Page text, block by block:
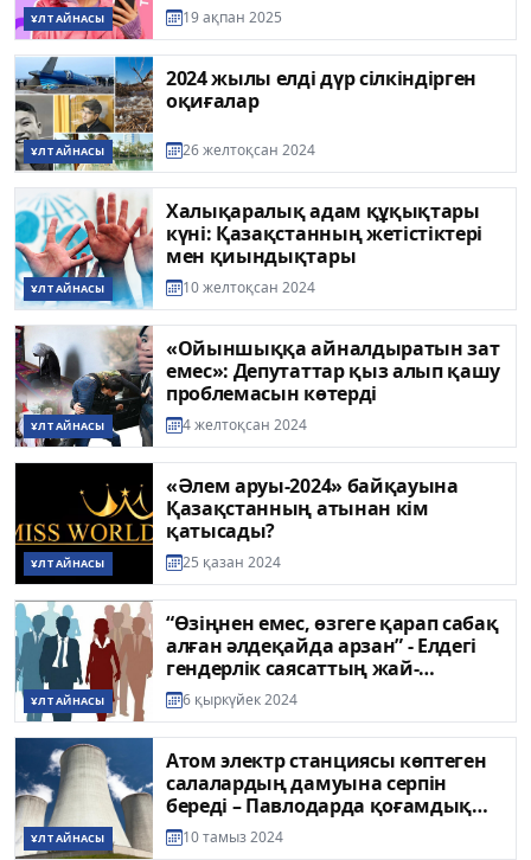
ҰЛТ АЙНАСЫ 19 ақпан 2025
ҰЛТ АЙНАСЫ
2024 жылы елді дүр сілкіндірген
оқиғалар
26 желтоқсан 2024
ҰЛТ АЙНАСЫ
Халықаралық адам құқықтары
күні: Қазақстанның жетістіктері
мен қиындықтары
10 желтоқсан 2024
ҰЛТ АЙНАСЫ
«Ойыншыққа айналдыратын зат
емес»: Депутаттар қыз алып қашу
проблемасын көтерді
4 желтоқсан 2024
ҰЛТ АЙНАСЫ
«Әлем аруы-2024» байқауына
Қазақстанның атынан кім
қатысады?
25 қазан 2024
ҰЛТ АЙНАСЫ
“Өзіңнен емес, өзгеге қарап сабақ
алған әлдеқайда арзан” - Елдегі
гендерлік саясаттың жай-
жапсары қандай?
6 қыркүйек 2024
ҰЛТ АЙНАСЫ
Атом электр станциясы көптеген
салалардың дамуына серпін
береді – Павлодарда қоғамдық
талқылаулар өтті
10 тамыз 2024